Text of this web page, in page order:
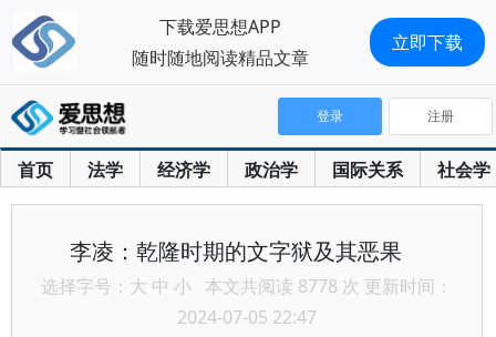
首页 法学 经济学 政治学 国际关系 社会学
登录 注册
李凌：乾隆时期的文字狱及其恶果
选择字号： 大 中 小 本文共阅读 8778 次 更新时间：
2024-07-05 22:47
下载爱思想APP
随时随地阅读精品文章
立即下载